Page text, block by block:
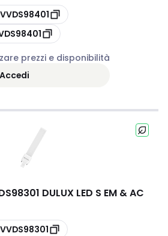
prezzi e disponibilità
Accedi
DULUX LED S EM & AC